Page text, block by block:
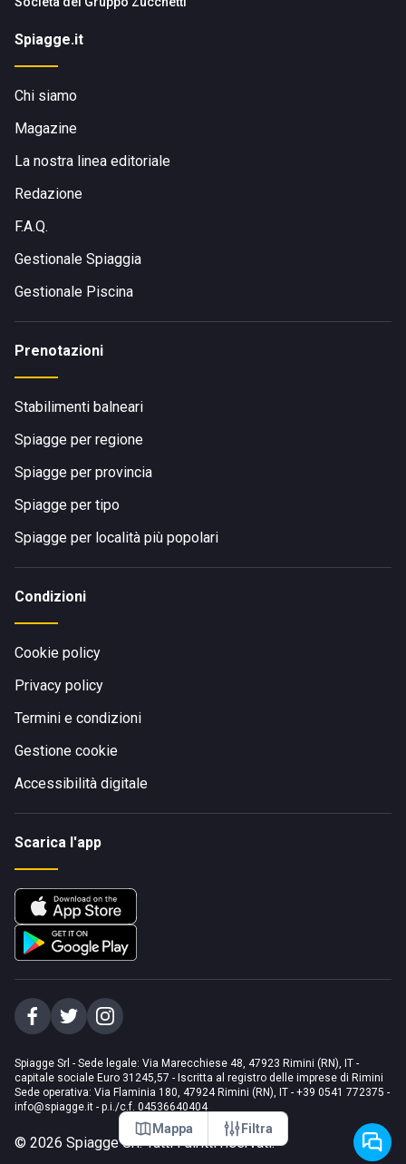
Mappa Filtra
Spiagge.it
Chi siamo
Magazine
La nostra linea editoriale
Redazione
F.A.Q.
Gestionale Spiaggia
Gestionale Piscina
Prenotazioni
Stabilimenti balneari
Spiagge per regione
Spiagge per provincia
Spiagge per tipo
Spiagge per località più popolari
Condizioni
Cookie policy
Privacy policy
Termini e condizioni
Gestione cookie
Accessibilità digitale
Scarica l'app
Spiagge Srl - Sede legale: Via Marecchiese 48, 47923 Rimini (RN), IT -
capitale sociale Euro 31245,57 - Iscritta al registro delle imprese di Rimini
Sede operativa: Via Flaminia 180, 47924 Rimini (RN), IT - +39 0541 772375 -
info@spiagge.it - p.i./c.f. 04536640404
© 2026 Spiagge Srl. Tutti i diritti riservati.